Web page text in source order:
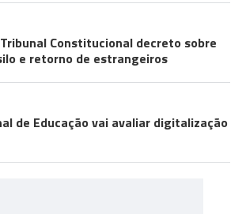
Constitucional decreto sobre
e retorno de estrangeiros
de Educação vai avaliar digitalização